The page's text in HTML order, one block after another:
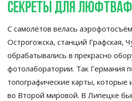
Секреты для
С самолётов велась
Острогожска, станций Графская,
обрабатывались в прекрасно
фотолаборатории. Так Германия
топографические карты, которые
во Второй мировой. В Липецке